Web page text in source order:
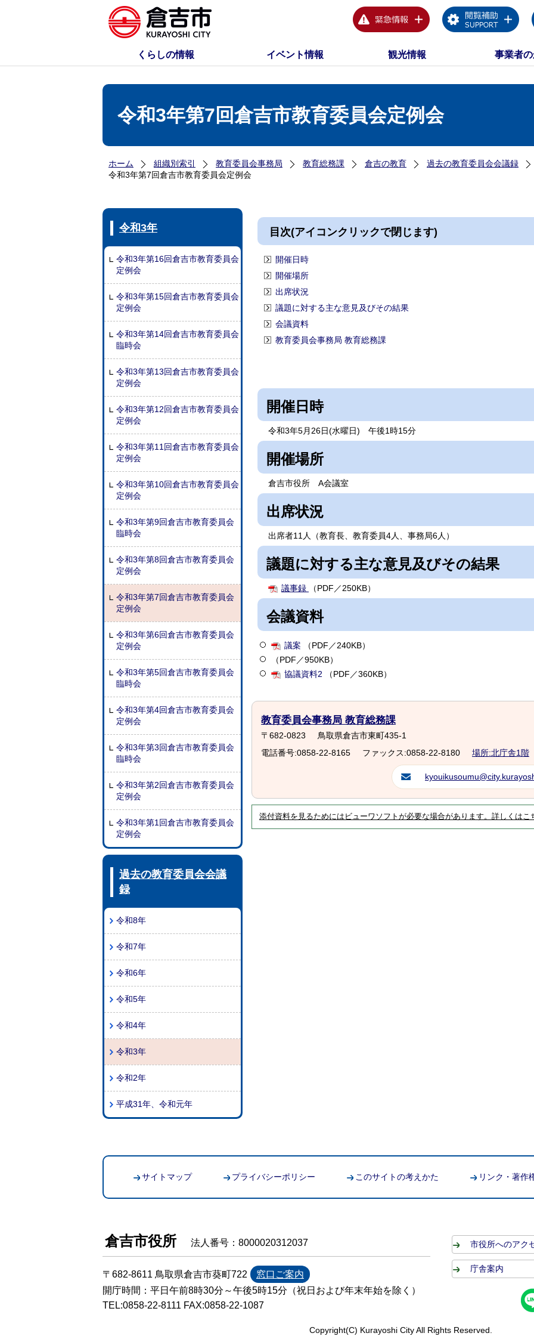
くらしの情報 イベント情報 観光情報 事業者
令和3年第7回倉吉市教育委員会定例会
ホーム 組織別索引 教育委員会事務局 教育総務課 倉吉の教育 過去の教育委員会会議録
令和3年第7回倉吉市教育委員会定例会
令和3年
令和3年第16回倉吉市教育委員会
定例会
令和3年第15回倉吉市教育委員会
定例会
令和3年第14回倉吉市教育委員会
臨時会
令和3年第13回倉吉市教育委員会
定例会
令和3年第12回倉吉市教育委員会
定例会
令和3年第11回倉吉市教育委員会
定例会
令和3年第10回倉吉市教育委員会
定例会
令和3年第9回倉吉市教育委員会
臨時会
令和3年第8回倉吉市教育委員会
定例会
令和3年第7回倉吉市教育委員会
定例会
令和3年第6回倉吉市教育委員会
定例会
令和3年第5回倉吉市教育委員会
臨時会
令和3年第4回倉吉市教育委員会
定例会
令和3年第3回倉吉市教育委員会
臨時会
令和3年第2回倉吉市教育委員会
定例会
令和3年第1回倉吉市教育委員会
定例会
過去の教育委員会会議
録
令和8年
令和7年
令和6年
令和5年
令和4年
令和3年
令和2年
平成31年、令和元年
目次(アイコンクリックで閉じます)
開催日時
開催場所
出席状況
議題に対する主な意見及びその結果
会議資料
教育委員会事務局 教育総務課
開催日時
令和3年5月26日(水曜日) 午後1時15分
開催場所
倉吉市役所 A会議室
出席状況
出席者11人（教育長、教育委員4人、事務局6人）
議題に対する主な意見及びその結果
議事録 （PDF／250KB）
会議資料
議案
（PDF／240KB）
（PDF／950KB）
協議資料2
（PDF／360KB）
教育委員会事務局 教育総務課
〒682-0823
鳥取県倉吉市東町435-1
電話番号:0858-22-8165
ファックス:0858-22-8180 場所:北庁舎1階
添付資料を見るためにはビューワソフトが必要な場合があります。詳しくはこ
サイトマップ プライバシーポリシー このサイトの考えかた リンク・著作
倉吉市役所 法人番号：8000020312037
〒682-8611 鳥取県倉吉市葵町722
窓口ご案内
開庁時間：平日午前8時30分～午後5時15分（祝日および年末年始を除く）
TEL:0858-22-8111 FAX:0858-22-1087
市役所へのアク
庁舎案内
Copyright(C) Kurayoshi City All Rights Reserved.